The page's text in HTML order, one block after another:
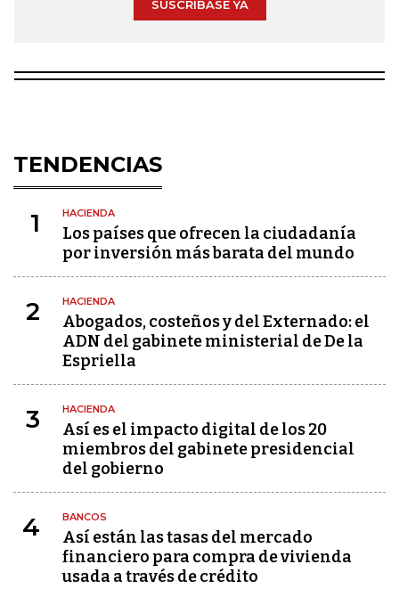
SUSCRÍBASE YA
TENDENCIAS
1 HACIENDA
Los países que ofrecen la ciudadanía
por inversión más barata del mundo
2 HACIENDA
Abogados, costeños y del Externado: el
ADN del gabinete ministerial de De la
Espriella
3 HACIENDA
Así es el impacto digital de los 20
miembros del gabinete presidencial
del gobierno
4 BANCOS
Así están las tasas del mercado
financiero para compra de vivienda
usada a través de crédito